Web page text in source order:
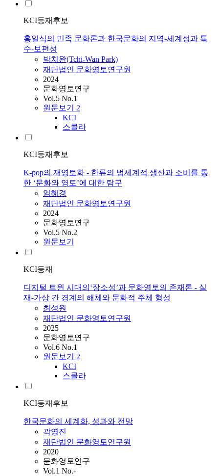
KCI등재후보
홍일식의 민족 문화론과 한국문화의 지역-세계성과 특
수-보편성
박치완(Tchi-Wan Park)
재단법인 문화영토연구원
2024
문화영토연구
Vol.5 No.1
원문보기 2
KCI
스콜라
KCI등재후보
K-pop의 재영토화 - 한류의 범세계적 생산과 소비를 통
한 ‘문화와 영토’에 대한 탐구
엄혜경
재단법인 문화영토연구원
2024
문화영토연구
Vol.5 No.2
원문보기
KCI등재
디지털 트윈 시대의‘장소성’과 문화영토의 존재론 - 실
재-가상 간 경계의 해체와 문화적 주체 형성
최성원
재단법인 문화영토연구원
2025
문화영토연구
Vol.6 No.1
원문보기 2
KCI
스콜라
KCI등재후보
한국문화의 세계화, 성과와 전망
곽영진
재단법인 문화영토연구원
2020
문화영토연구
Vol.1 No.-